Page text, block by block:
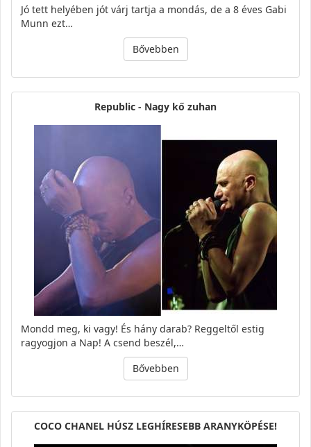
Jó tett helyében jót várj tartja a mondás, de a 8 éves Gabi
Munn ezt…
Bővebben
Republic - Nagy kő zuhan
Mondd meg, ki vagy! És hány darab? Reggeltől estig
ragyogjon a Nap! A csend beszél,…
Bővebben
COCO CHANEL HÚSZ LEGHÍRESEBB ARANYKÖPÉSE!